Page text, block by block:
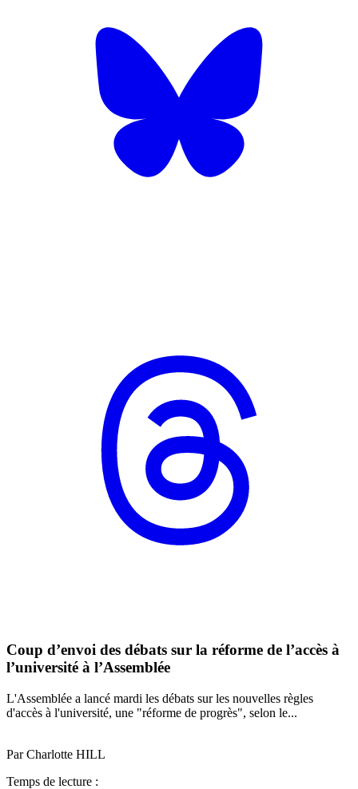
Coup d’envoi des débats sur la réforme de l’accès à
l’université à l’Assemblée
L'Assemblée a lancé mardi les débats sur les nouvelles règles
d'accès à l'université, une "réforme de progrès", selon le...
Par Charlotte HILL
Temps de lecture :